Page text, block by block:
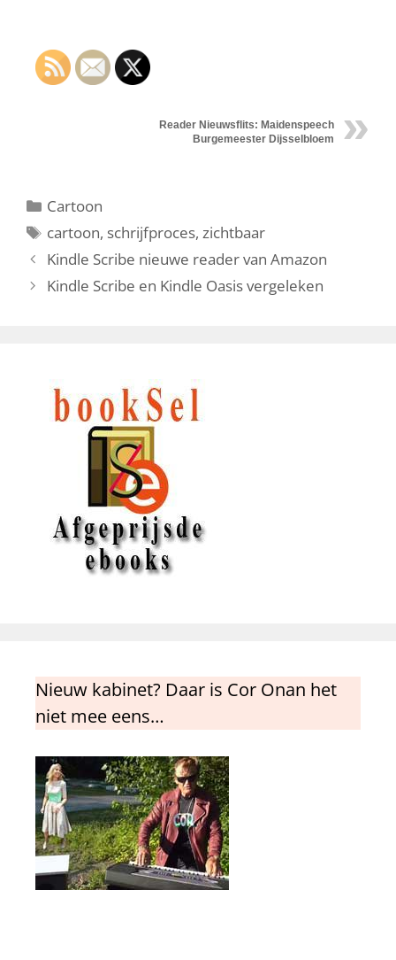
Reader Nieuwsflits: Maidenspeech
Burgemeester Dijsselbloem
Categorieën
Cartoon
Tags
cartoon, schrijfproces, zichtbaar
Kindle Scribe nieuwe reader van Amazon
Kindle Scribe en Kindle Oasis vergeleken
Nieuw kabinet? Daar is Cor Onan het
niet mee eens…